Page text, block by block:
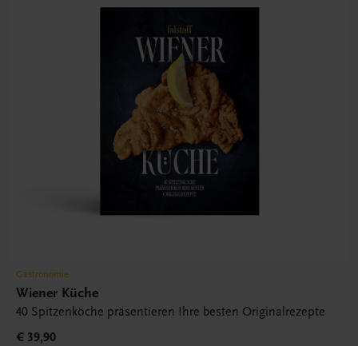
Gastronomie
Wiener Küche
40 Spitzenköche präsentieren Ihre besten Originalrezepte
€ 39,90